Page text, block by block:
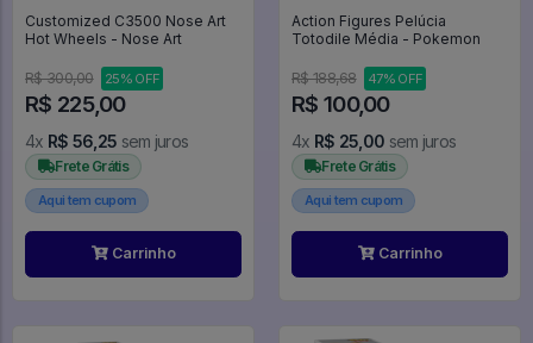
Customized C3500 Nose Art
Hot Wheels - Nose Art
R$ 300,00 25% OFF
R$ 225,00
4x R$ 56,25 sem juros
Frete Grátis
Aqui tem cupom
Carrinho
Action Figures Pelúcia
Totodile Média - Pokemon
R$ 188,68 47% OFF
R$ 100,00
4x R$ 25,00 sem juros
Frete Grátis
Aqui tem cupom
Carrinho